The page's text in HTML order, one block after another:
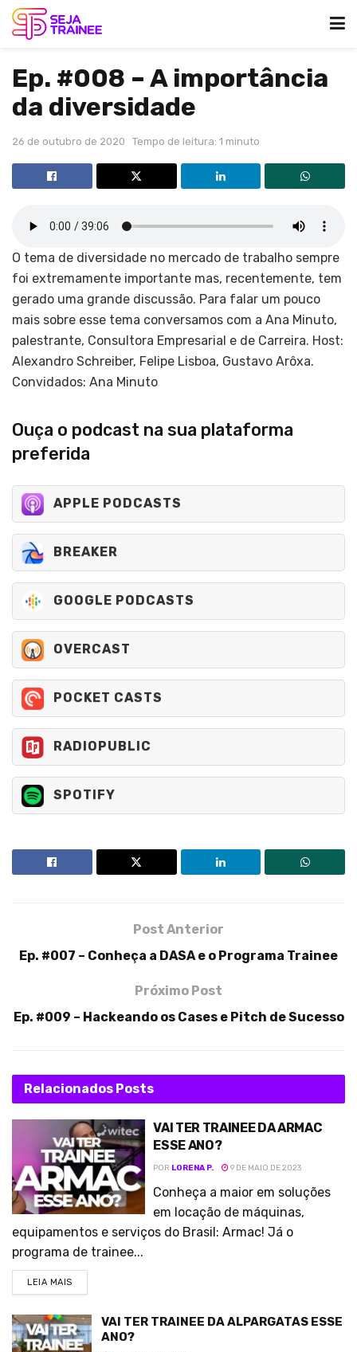
Ep. #008 – A importância
da diversidade
26 de outubro de 2020 Tempo de leitura: 1 minuto
O tema de diversidade no mercado de trabalho sempre
foi extremamente importante mas, recentemente, tem
gerado uma grande discussão. Para falar um pouco
mais sobre esse tema conversamos com a Ana Minuto,
palestrante, Consultora Empresarial e de Carreira. Host:
Alexandro Schreiber, Felipe Lisboa, Gustavo Arôxa.
Convidados: Ana Minuto
Ouça o podcast na sua plataforma
preferida
APPLE PODCASTS
BREAKER
GOOGLE PODCASTS
OVERCAST
POCKET CASTS
RADIOPUBLIC
SPOTIFY
Post Anterior
Ep. #007 – Conheça a DASA e o Programa Trainee
Próximo Post
Ep. #009 – Hackeando os Cases e Pitch de Sucesso
Relacionados Posts
VAI TER TRAINEE DA ARMAC
ESSE ANO?
POR LORENA P. 9 DE MAIO DE 2023
Conheça a maior em soluções
em locação de máquinas,
equipamentos e serviços do Brasil: Armac! Já o
programa de trainee...
LEIA MAIS
VAI TER TRAINEE DA ALPARGATAS ESSE
ANO?